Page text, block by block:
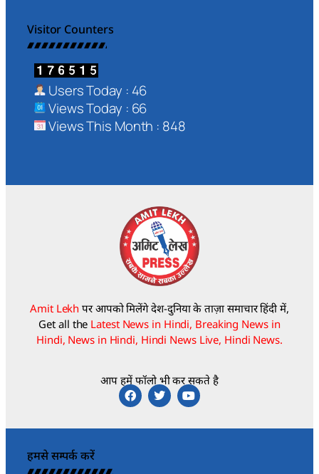
Visitor Counters
Users Today : 46
Views Today : 66
Views This Month : 848
Amit Lekh पर आपको मिलेंगे देश-दुनिया के ताज़ा समाचार हिंदी में,
Get all the Latest News in Hindi, Breaking News in
Hindi, News in Hindi, Hindi News Live, Hindi News.
आप हमें फॉलो भी कर सकते है
हमसे सम्पर्क करें